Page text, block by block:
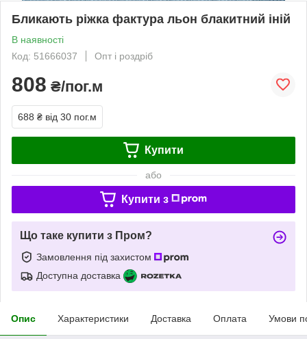
Бликають ріжка фактура льон блакитний іній
В наявності
Код: 51666037
Опт і роздріб
808 ₴/пог.м
688 ₴ від 30 пог.м
Купити
або
Купити з
Що таке купити з Пром?
Замовлення під захистом
Доступна доставка
Опис Характеристики Доставка Оплата Умови